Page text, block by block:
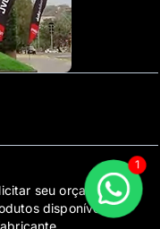
seu orçamento
disponíveis
1